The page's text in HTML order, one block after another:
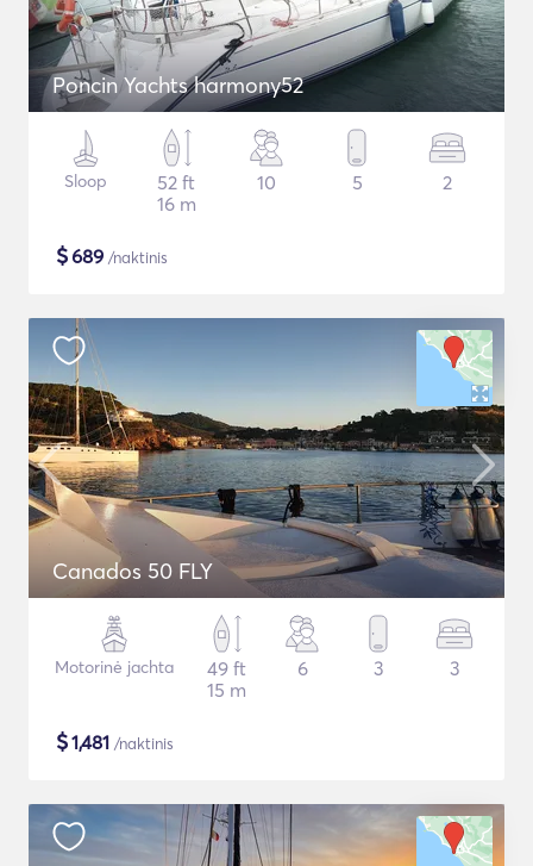
Poncin Yachts harmony52
Sloop
52 ft
16 m
10 5 2
$689 /naktinis
Canados 50 FLY
Motorinė jachta
49 ft
15 m
6 3 3
$1,481 /naktinis